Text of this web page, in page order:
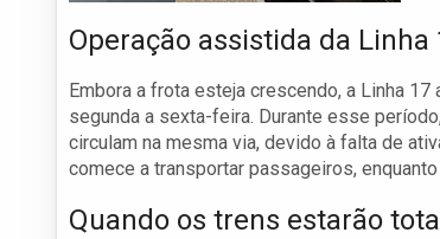
Operação assistida da Linha
Embora a frota esteja crescendo, a Linha
segunda a sexta-feira. Durante esse
circulam na mesma via, devido à falta de
comece a transportar passageiros,
Quando os trens estarão